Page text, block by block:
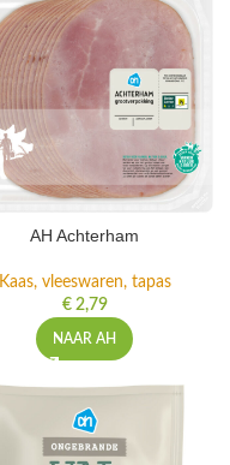
AH Achterham
Kaas, vleeswaren, tapas
€2,79
NAAR AH